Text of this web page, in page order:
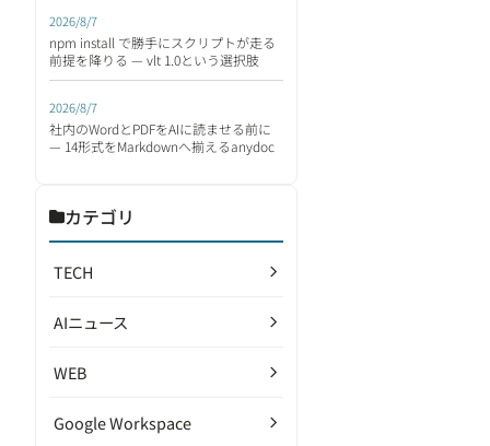
2026/8/7
npm install で勝手にスクリプトが走る
前提を降りる — vlt 1.0という選択肢
2026/8/7
社内のWordとPDFをAIに読ませる前に
— 14形式をMarkdownへ揃えるanydoc
カテゴリ
TECH
AIニュース
WEB
Google Workspace